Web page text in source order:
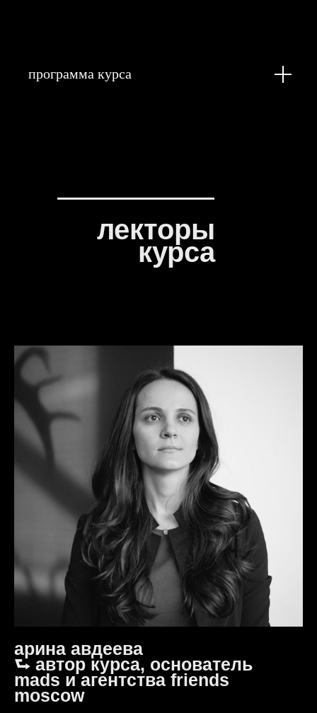
программа курса
лекторы
курса
арина авдеева
⮑ автор курса, основатель
mads и агентства friends
moscow